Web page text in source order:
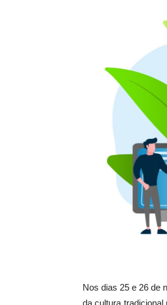
Nos dias 25 e 26 de